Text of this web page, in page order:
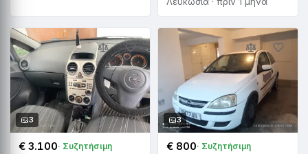
3
€ 3.100· Συζητήσιμη
3
€ 800· Συζητήσιμη